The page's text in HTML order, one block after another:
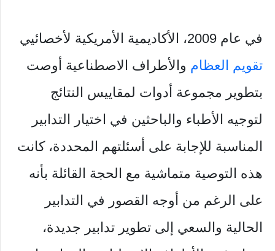
في عام 2009، الأكاديمية الأمريكية لأخصائيي
تقويم العظام والأطراف الاصطناعية أوصت
بتطوير مجموعة أدوات لمقاييس النتائج
لتوجيه الأطباء والباحثين في اختيار التدابير
المناسبة للإجابة على أسئلتهم المحددة، كانت
هذه التوصية متماشية مع الحجة القائلة بأنه
على الرغم من أوجه القصور في التدابير
الحالية والسعي إلى تطوير تدابير جديدة،